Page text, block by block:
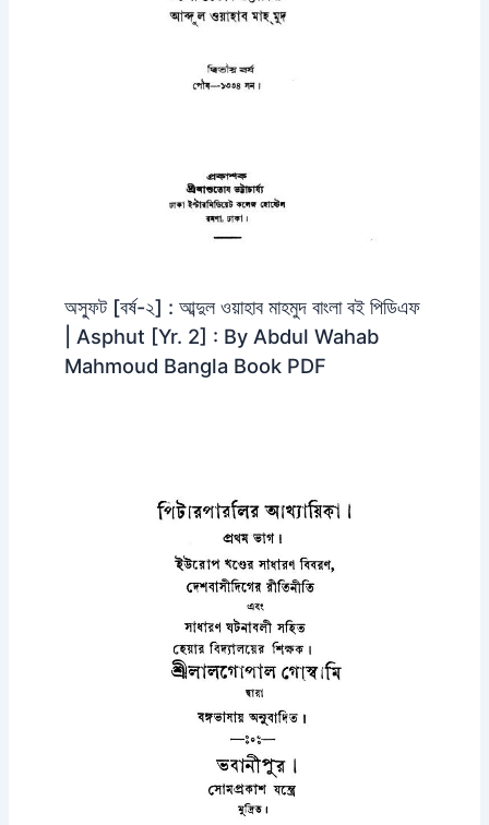
অস্ফুট [বর্ষ-২] : আব্দুল ওয়াহাব মাহমুদ বাংলা বই পিডিএফ
| Asphut [Yr. 2] : By Abdul Wahab
Mahmoud Bangla Book PDF